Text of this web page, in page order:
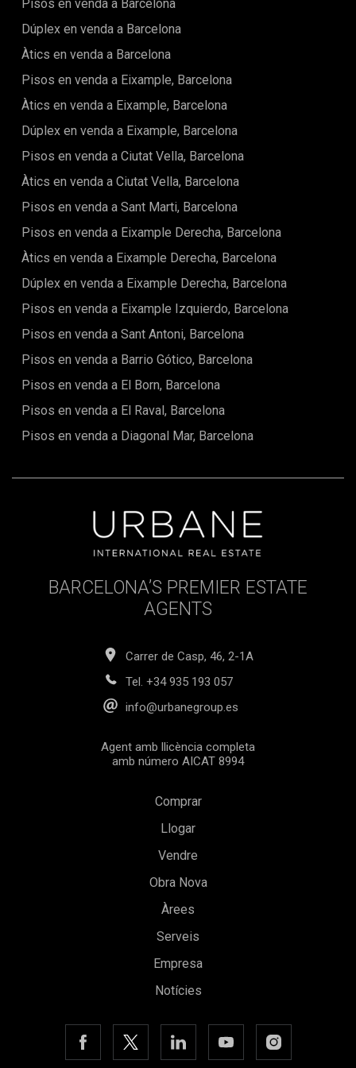
modern i agradable. El dormitori és ampli i permet crear un
refugi personal de confort. El bany, d'estil contemporani i
ubicació és un dels seus principals avantatges. En un barri
combina autenticitat i comoditat. Tendències
gastronòmiques, comerços de barri, rutes agradables i la
entorn quotidià. Les bones connexions amb metro i
còmodament.Amb un preu de 399.000 €, aquest pis suposa
una oportunitat excel·lent tant per establir-hi la teva llar com
disseny, la seva ubicació i el seu confort fan d'aquesta
urbana.Una llar que et permetrà viure Barcelona de ben a
prop, en un dels seus barris més apreciats.
Pisos en venda a Barcelona
Dúplex en venda a Barcelona
Àtics en venda a Barcelona
Pisos en venda a Eixample, Barcelona
Àtics en venda a Eixample, Barcelona
Dúplex en venda a Eixample, Barcelona
Pisos en venda a Ciutat Vella, Barcelona
Àtics en venda a Ciutat Vella, Barcelona
Pisos en venda a Sant Marti, Barcelona
Pisos en venda a Eixample Derecha, Barcelona
Àtics en venda a Eixample Derecha, Barcelona
Dúplex en venda a Eixample Derecha, Barcelona
Pisos en venda a Eixample Izquierdo, Barcelona
Pisos en venda a Sant Antoni, Barcelona
Pisos en venda a Barrio Gótico, Barcelona
Pisos en venda a El Born, Barcelona
Pisos en venda a El Raval, Barcelona
Pisos en venda a Diagonal Mar, Barcelona
BARCELONA’S PREMIER ESTATE
AGENTS
Carrer de Casp, 46, 2-1A
Tel. +34 935 193 057
info@urbanegroup.es
Agent amb llicència completa
amb número AICAT 8994
Comprar
Llogar
Vendre
Obra Nova
Àrees
Serveis
Empresa
Notícies
Guardar configuració